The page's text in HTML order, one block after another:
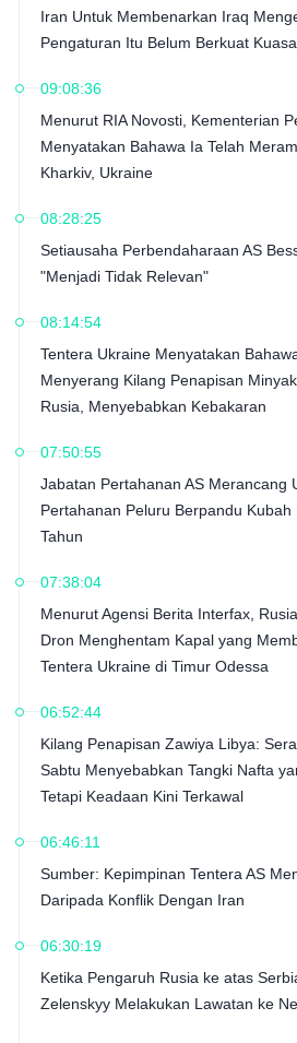
Iran Untuk Membenarkan Iraq
Pengaturan Itu Belum Berkuat Kuasa
09:08:36
Menurut RIA Novosti, Kementerian
Menyatakan Bahawa Ia Telah
Kharkiv, Ukraine
08:28:25
Setiausaha Perbendaharaan AS
"Menjadi Tidak Relevan"
08:14:54
Tentera Ukraine Menyatakan
Menyerang Kilang Penapisan
Rusia, Menyebabkan Kebakaran
07:50:55
Jabatan Pertahanan AS Merancang
Pertahanan Peluru Berpandu Kubah
Tahun
07:38:04
Menurut Agensi Berita Interfax,
Dron Menghentam Kapal yang
Tentera Ukraine di Timur Odessa
06:52:44
Kilang Penapisan Zawiya Libya:
Sabtu Menyebabkan Tangki Nafta
Tetapi Keadaan Kini Terkawal
06:46:11
Sumber: Kepimpinan Tentera AS
Daripada Konflik Dengan Iran
06:30:19
Ketika Pengaruh Rusia ke atas
Zelenskyy Melakukan Lawatan ke